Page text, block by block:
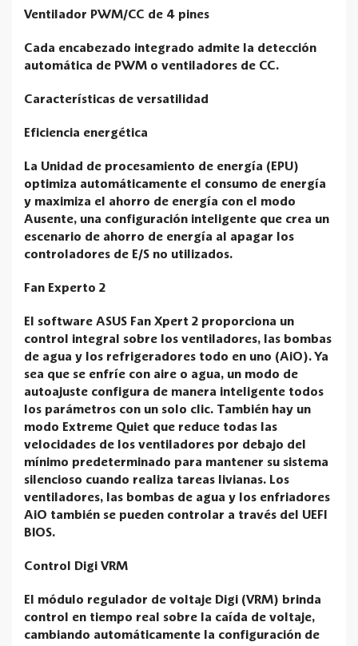
Ventilador PWM/CC de 4 pines
Cada encabezado integrado admite la detección
automática de PWM o ventiladores de CC.
Características de versatilidad
Eficiencia energética
La Unidad de procesamiento de energía (EPU)
optimiza automáticamente el consumo de energía
y maximiza el ahorro de energía con el modo
Ausente, una configuración inteligente que crea un
escenario de ahorro de energía al apagar los
controladores de E/S no utilizados.
Fan Experto 2
El software ASUS Fan Xpert 2 proporciona un
control integral sobre los ventiladores, las bombas
de agua y los refrigeradores todo en uno (AiO). Ya
sea que se enfríe con aire o agua, un modo de
autoajuste configura de manera inteligente todos
los parámetros con un solo clic. También hay un
modo Extreme Quiet que reduce todas las
velocidades de los ventiladores por debajo del
mínimo predeterminado para mantener su sistema
silencioso cuando realiza tareas livianas. Los
ventiladores, las bombas de agua y los enfriadores
AiO también se pueden controlar a través del UEFI
BIOS.
Control Digi VRM
El módulo regulador de voltaje Digi (VRM) brinda
control en tiempo real sobre la caída de voltaje,
cambiando automáticamente la configuración de